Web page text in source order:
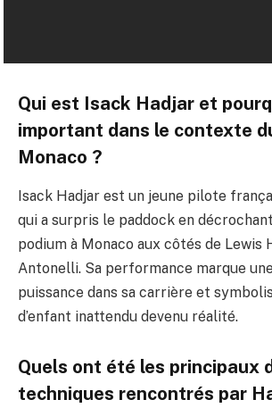
Qui est Isack Hadjar et
important dans le contexte
Monaco ?
Isack Hadjar est un jeune pilote
qui a surpris le paddock en
podium à Monaco aux côtés de Lewis
Antonelli. Sa performance marque
puissance dans sa carrière et
d’enfant inattendu devenu réalité.
Quels ont été les principaux
techniques rencontrés par